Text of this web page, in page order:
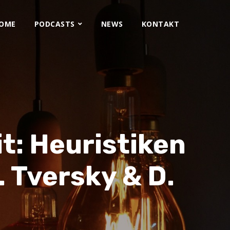
PODCASTS NEWS KONTAKT
Heuristiken
& D.